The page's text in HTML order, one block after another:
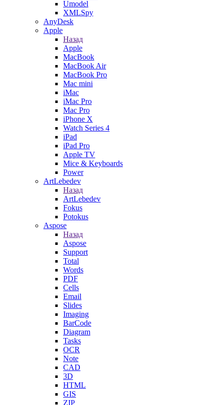
Umodel
XMLSpy
AnyDesk
Apple
Назад
Apple
MacBook
MacBook Air
MacBook Pro
Mac mini
iMac
iMac Pro
Mac Pro
iPhone X
Watch Series 4
iPad
iPad Pro
Apple TV
Mice & Keyboards
Power
ArtLebedev
Назад
ArtLebedev
Fokus
Potokus
Aspose
Назад
Aspose
Support
Total
Words
PDF
Cells
Email
Slides
Imaging
BarCode
Diagram
Tasks
OCR
Note
CAD
3D
HTML
GIS
ZIP